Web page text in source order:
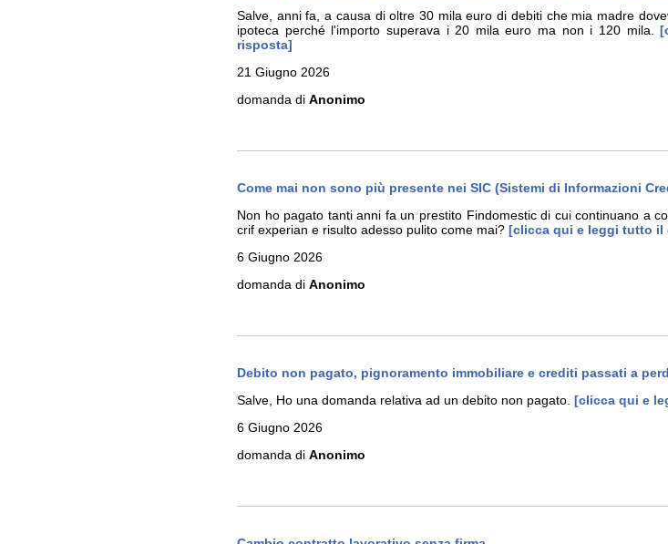
Salve, anni fa, a causa di oltre 30 mila euro di debiti che mia madre
ipoteca perché l'importo superava i 20 mila euro ma non i 120 mila.
risposta]
21 Giugno 2026
domanda di Anonimo
Come mai non sono più presente nei SIC (Sistemi di Informazioni
Non ho pagato tanti anni fa un prestito Findomestic di cui continuano a
crif experian e risulto adesso pulito come mai? [clicca qui e leggi tutto il
6 Giugno 2026
domanda di Anonimo
Debito non pagato, pignoramento immobiliare e crediti passati a
Salve, Ho una domanda relativa ad un debito non pagato. [clicca qui e
6 Giugno 2026
domanda di Anonimo